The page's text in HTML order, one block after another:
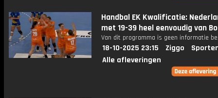
Handbal EK Kwalificatie:
met 19-39 heel eenvoudig van
Van dit programma is geen informatie
18-10-2025 23:15 Ziggo
Alle afleveringen